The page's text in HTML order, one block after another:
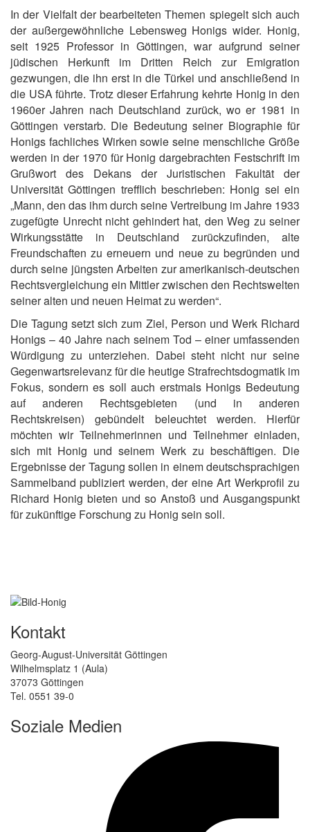
In der Vielfalt der bearbeiteten Themen spiegelt sich auch
der außergewöhnliche Lebensweg Honigs wider. Honig,
seit 1925 Professor in Göttingen, war aufgrund seiner
jüdischen Herkunft im Dritten Reich zur Emigration
gezwungen, die ihn erst in die Türkei und anschließend in
die USA führte. Trotz dieser Erfahrung kehrte Honig in den
1960er Jahren nach Deutschland zurück, wo er 1981 in
Göttingen verstarb. Die Bedeutung seiner Biographie für
Honigs fachliches Wirken sowie seine menschliche Größe
werden in der 1970 für Honig dargebrachten Festschrift im
Grußwort des Dekans der Juristischen Fakultät der
Universität Göttingen trefflich beschrieben: Honig sei ein
„Mann, den das ihm durch seine Vertreibung im Jahre 1933
zugefügte Unrecht nicht gehindert hat, den Weg zu seiner
Wirkungsstätte in Deutschland zurückzufinden, alte
Freundschaften zu erneuern und neue zu begründen und
durch seine jüngsten Arbeiten zur amerikanisch-deutschen
Rechtsvergleichung ein Mittler zwischen den Rechtswelten
seiner alten und neuen Heimat zu werden“.
Die Tagung setzt sich zum Ziel, Person und Werk Richard
Honigs – 40 Jahre nach seinem Tod – einer umfassenden
Würdigung zu unterziehen. Dabei steht nicht nur seine
Gegenwartsrelevanz für die heutige Strafrechtsdogmatik im
Fokus, sondern es soll auch erstmals Honigs Bedeutung
auf anderen Rechtsgebieten (und in anderen
Rechtskreisen) gebündelt beleuchtet werden. Hierfür
möchten wir Teilnehmerinnen und Teilnehmer einladen,
sich mit Honig und seinem Werk zu beschäftigen. Die
Ergebnisse der Tagung sollen in einem deutschsprachigen
Sammelband publiziert werden, der eine Art Werkprofil zu
Richard Honig bieten und so Anstoß und Ausgangspunkt
für zukünftige Forschung zu Honig sein soll.
Kontakt
Georg-August-Universität Göttingen
Wilhelmsplatz 1 (Aula)
37073 Göttingen
Tel. 0551 39-0
Soziale Medien